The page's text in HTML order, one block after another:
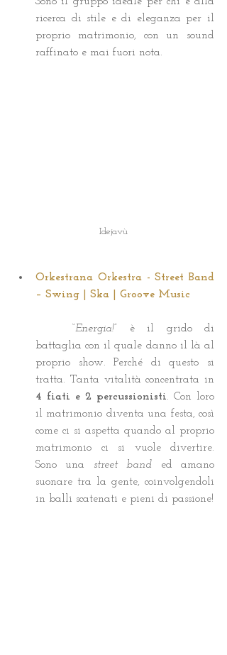
ricerca di stile e di eleganza per il
proprio matrimonio, con un sound
raffinato e mai fuori nota.
Idejavù
Orkestrana Orkestra - Street Band
– Swing | Ska | Groove Music
	“
Energia!” è il grido di
battaglia con il quale danno il là al
proprio show. Perché di questo si
4 fiati e 2 percussionisti. Con loro
il matrimonio diventa una festa, così
come ci si aspetta quando al proprio
matrimonio ci si vuole divertire.
Sono una street band ed amano
suonare tra la gente, coinvolgendoli